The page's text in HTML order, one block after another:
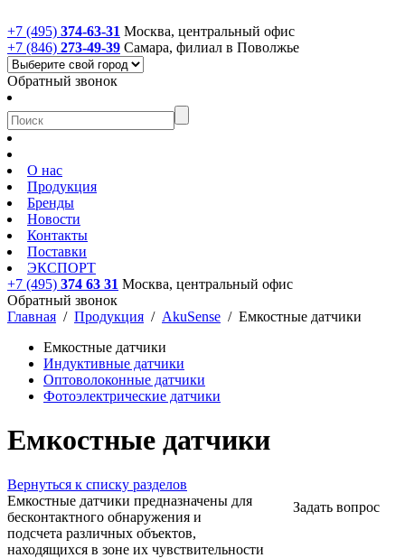
+7 (495) 374-63-31 Москва, центральный офис
+7 (846) 273-49-39 Самара, филиал в Поволжье
Обратный звонок
О нас
Продукция
Бренды
Новости
Контакты
Поставки
ЭКСПОРТ
+7 (495) 374 63 31 Москва, центральный офис
Обратный звонок
Главная / Продукция / AkuSense / Емкостные датчики
Емкостные датчики
Индуктивные датчики
Оптоволоконные датчики
Фотоэлектрические датчики
Емкостные датчики
Вернуться к списку разделов
Задать вопрос
Емкостные датчики предназначены для
бесконтактного обнаружения и
подсчета различных объектов,
находящихся в зоне их чувствительности